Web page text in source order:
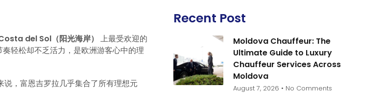
del Sol（阳光海岸） 上最受欢迎的
轻松却不乏活力，是欧洲游客心中的理
说，富恩吉罗拉几乎集合了所有理想元
Recent Post
Moldova Chauffeur: The
Ultimate Guide to Luxury
Chauffeur Services Across
Moldova
August 7, 2026 No Comments